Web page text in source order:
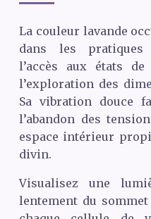
La couleur lavande
dans les pratiques
l’accès aux états
l’exploration des
Sa vibration douce
l’abandon des
espace intérieur
divin.
Visualisez une
lentement du